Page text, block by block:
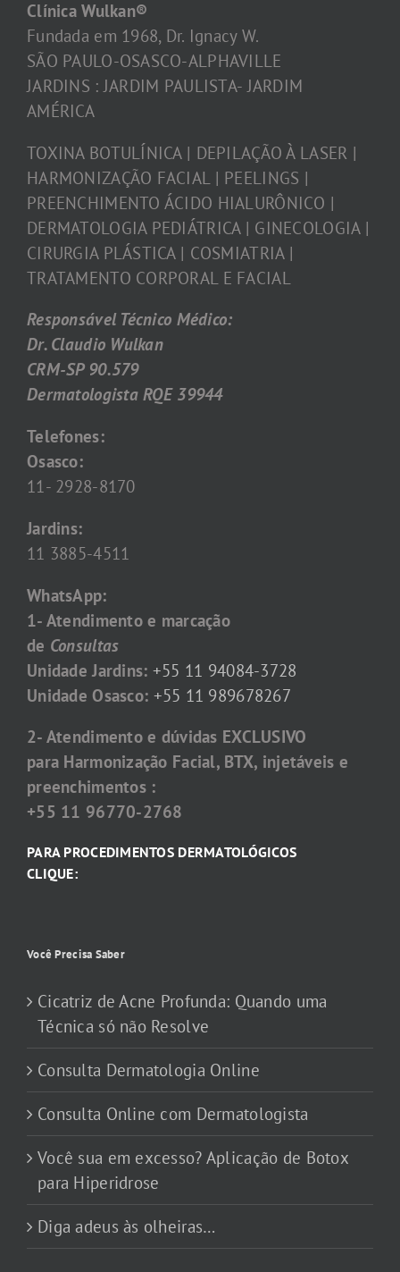
Clínica Wulkan®
Fundada em 1968, Dr. Ignacy W.
SÃO PAULO-OSASCO-ALPHAVILLE
JARDINS : JARDIM PAULISTA- JARDIM
AMÉRICA
TOXINA BOTULÍNICA | DEPILAÇÃO À LASER |
HARMONIZAÇÃO FACIAL | PEELINGS |
PREENCHIMENTO ÁCIDO HIALURÔNICO |
DERMATOLOGIA PEDIÁTRICA | GINECOLOGIA |
CIRURGIA PLÁSTICA | COSMIATRIA |
TRATAMENTO CORPORAL E FACIAL
Responsável Técnico Médico:
Dr. Claudio Wulkan
CRM-SP 90.579
Dermatologista RQE 39944
Telefones:
Osasco:
11- 2928-8170
Jardins:
11 3885-4511
WhatsApp:
1- Atendimento e marcação
de Consultas
Unidade Jardins: +55 11 94084-3728
Unidade Osasco: +55 11 989678267
2- Atendimento e dúvidas EXCLUSIVO
para Harmonização Facial, BTX, injetáveis e
preenchimentos :
+55 11 96770-2768
PARA PROCEDIMENTOS DERMATOLÓGICOS
CLIQUE:
Você Precisa Saber
Cicatriz de Acne Profunda: Quando uma
Técnica só não Resolve
Consulta Dermatologia Online
Consulta Online com Dermatologista
Você sua em excesso? Aplicação de Botox
para Hiperidrose
Diga adeus às olheiras…